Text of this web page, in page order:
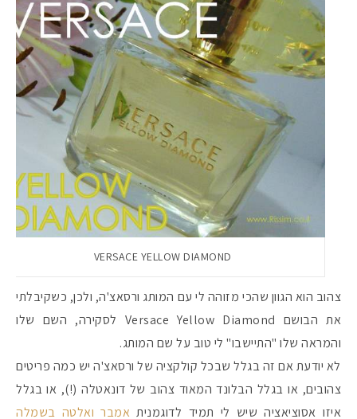
VERSACE YELLOW DIAMOND
צהוב הוא הגוון שהכי מזוהה לי עם המותג ורסאצ'ה, ולכן, כשקיבלתי
את הבושם Versace Yellow Diamond לסקירה, השם שלו
והמראה שלו "התיישבו" לי טוב על שם המותג.
לא יודעת אם זה בגלל שבכל קולקציה של ורסאצ'ה יש כמה פריטים
צהובים, או בגלל הבלונד המאוד צהוב של דונאטלה (!), או בגלל
איזו אסוציאציה שיש לי תמיד לדוגמנית אמבר ואלטה בשמלה